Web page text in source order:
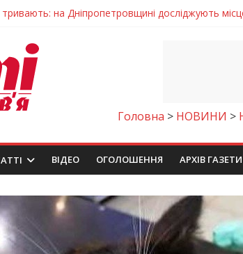
на Дніпропетровщині досліджують
“Нехай доля береже тих, хто служить, і всіх
повертають життя: у Дніпрі відкрили унікальну
триває масштабна підготовка до опалювального
Головна > НОВИНИ >
ВIДЕО ОГОЛОШЕННЯ АРХІВ ГАЗЕТИ